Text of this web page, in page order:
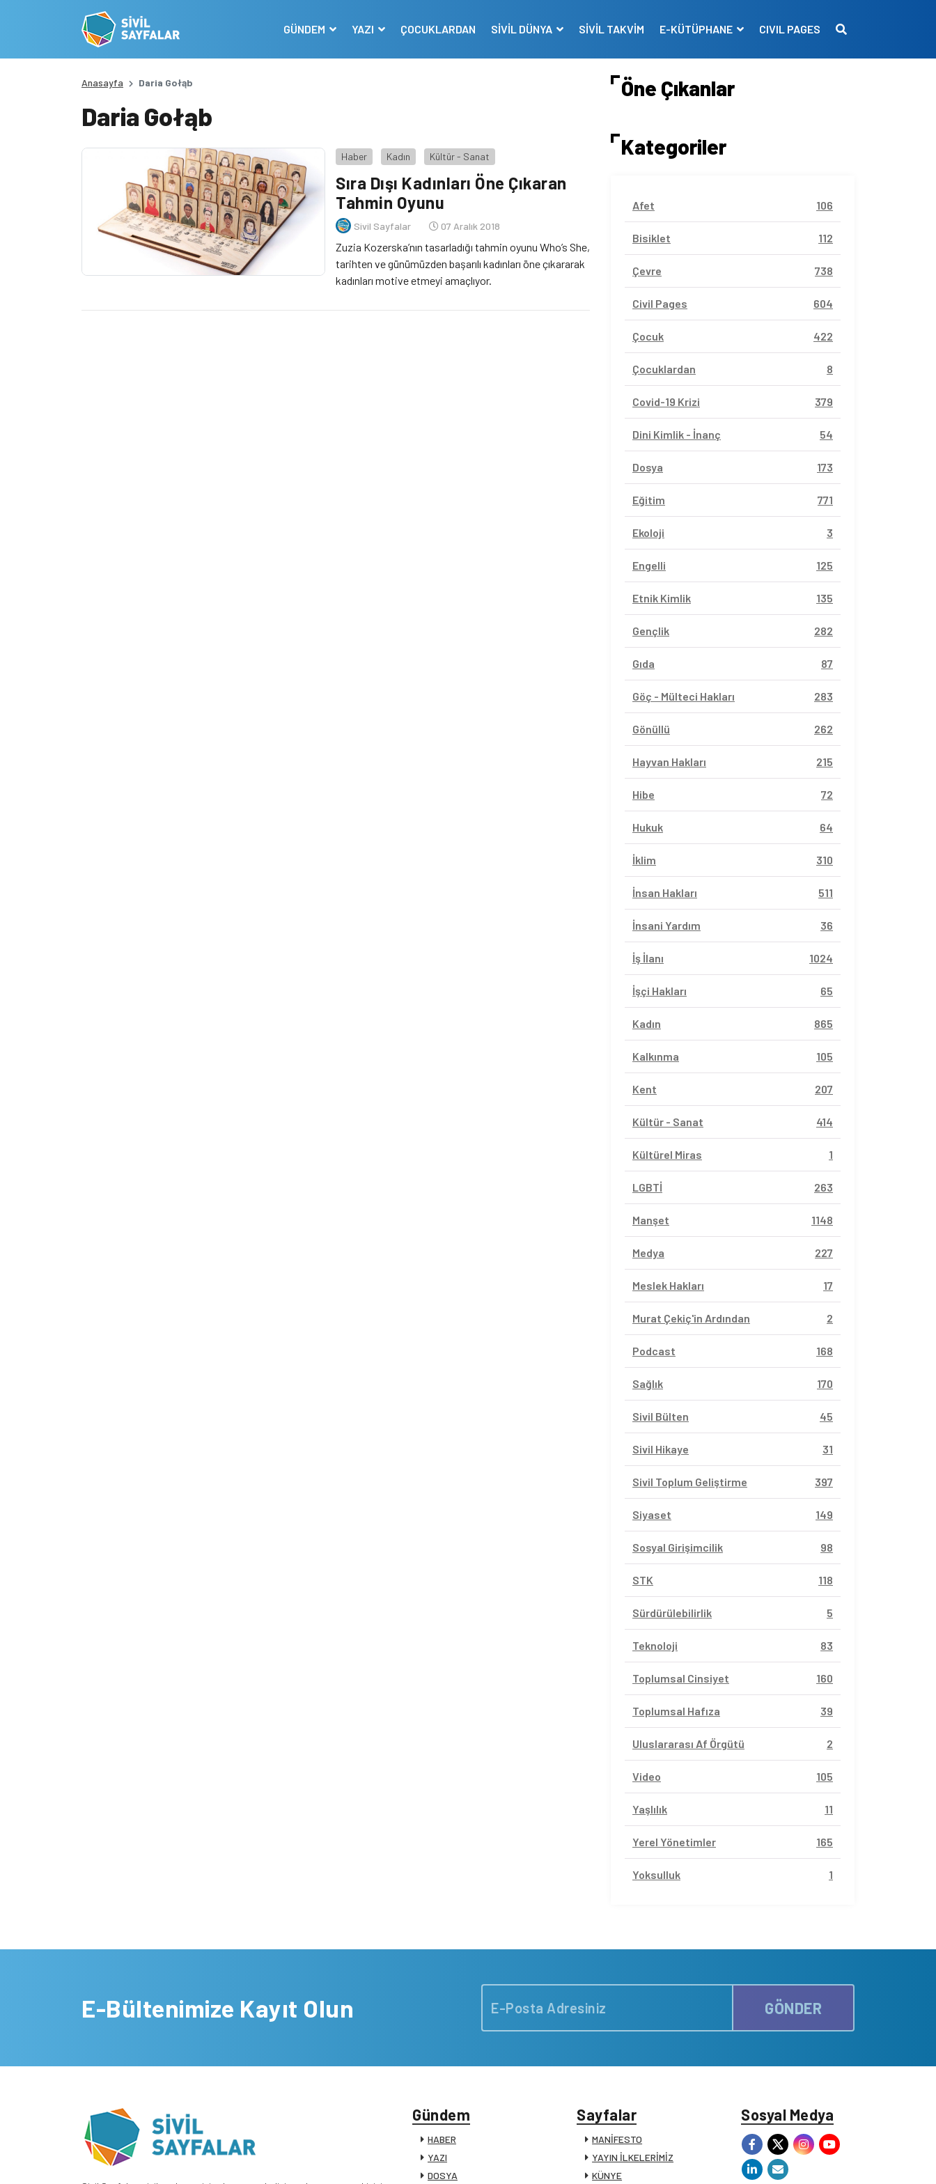
GÜNDEM YAZI ÇOCUKLARDAN SİVİL DÜNYA SİVİL TAKVİM E-KÜTÜPHANE CIVIL PAGES
Anasayfa Daria Gołąb
Daria Gołąb
Haber Kadın Kültür - Sanat
Sıra Dışı Kadınları Öne Çıkaran
Tahmin Oyunu
Sivil Sayfalar 07 Aralık 2018
Zuzia Kozerska’nın tasarladığı tahmin oyunu Who’s She,
tarihten ve günümüzden başarılı kadınları öne çıkararak
kadınları motive etmeyi amaçlıyor.
Öne Çıkanlar
Kategoriler
Afet 106
Bisiklet 112
Çevre 738
Civil Pages 604
Çocuk 422
Çocuklardan 8
Covid-19 Krizi 379
Dini Kimlik - İnanç 54
Dosya 173
Eğitim 771
Ekoloji 3
Engelli 125
Etnik Kimlik 135
Gençlik 282
Gıda 87
Göç - Mülteci Hakları 283
Gönüllü 262
Hayvan Hakları 215
Hibe 72
Hukuk 64
İklim 310
İnsan Hakları 511
İnsani Yardım 36
İş İlanı 1024
İşçi Hakları 65
Kadın 865
Kalkınma 105
Kent 207
Kültür - Sanat 414
Kültürel Miras 1
LGBTİ 263
Manşet 1148
Medya 227
Meslek Hakları 17
Murat Çekiç'in Ardından 2
Podcast 168
Sağlık 170
Sivil Bülten 45
Sivil Hikaye 31
Sivil Toplum Geliştirme 397
Siyaset 149
Sosyal Girişimcilik 98
STK 118
Sürdürülebilirlik 5
Teknoloji 83
Toplumsal Cinsiyet 160
Toplumsal Hafıza 39
Uluslararası Af Örgütü 2
Video 105
Yaşlılık 11
Yerel Yönetimler 165
Yoksulluk 1
E-Bültenimize Kayıt Olun GÖNDER
Gündem
HABER
YAZI
DOSYA
Sayfalar
MANİFESTO
YAYIN İLKELERİMİZ
KÜNYE
Sosyal Medya